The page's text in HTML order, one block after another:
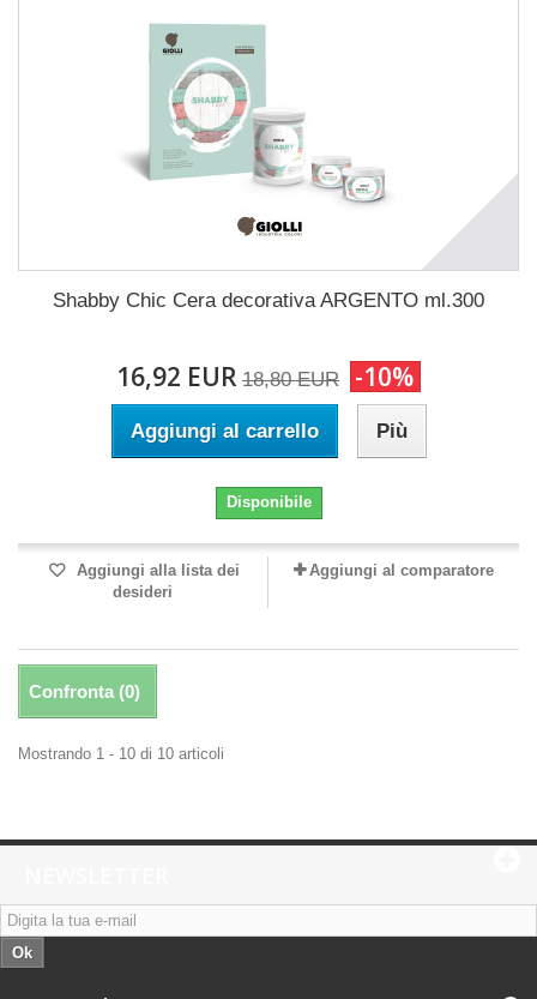
Shabby Chic Cera decorativa ARGENTO ml.300
16,92 EUR 18,80 EUR -10%
Aggiungi al carrello Più
Disponibile
Aggiungi alla lista dei
desideri
Aggiungi al comparatore
Confronta (0)
Mostrando 1 - 10 di 10 articoli
Ok